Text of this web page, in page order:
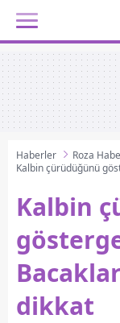
Haberler Roza
Kalbin çürüdüğünü
Kalbin
dikkat